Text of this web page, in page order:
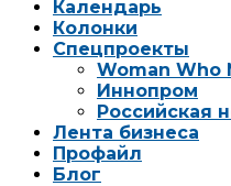
Календарь
Колонки
Спецпроекты
Woman Who
Иннопром
Российская
Лента бизнеса
Профайл
Блог